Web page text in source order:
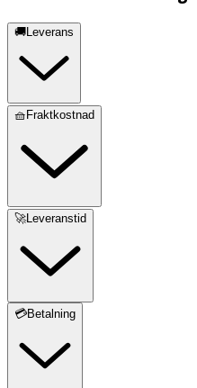
🚚Leverans
🧺Fraktkostnad
🚀Leveranstid
💳Betalning